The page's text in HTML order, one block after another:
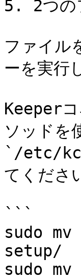
5. 2つの
ファイル
ーを実行
Keeper
ソッドを
`/etc/
てくださ
```
sudo
setup/
sudo